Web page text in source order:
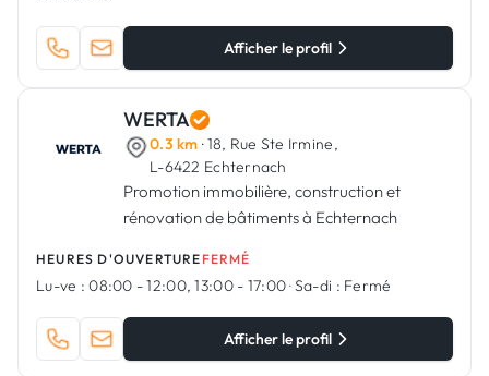
Afficher le profil
WERTA
0.3 km · 18, Rue Ste Irmine,
L-6422 Echternach
Promotion immobilière, construction et
rénovation de bâtiments à Echternach
HEURES D'OUVERTURE FERMÉ
Lu-ve : 08:00 - 12:00, 13:00 - 17:00·Sa-di : Fermé
Afficher le profil